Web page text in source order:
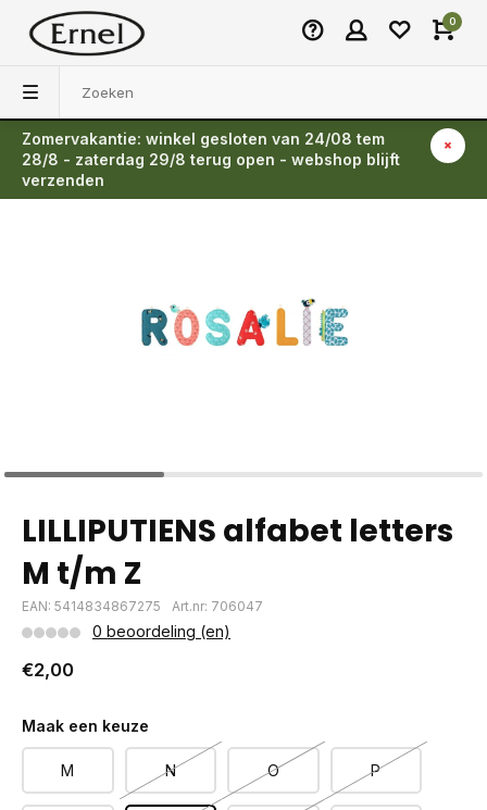
0
Zomervakantie: winkel gesloten van 24/08 tem
28/8 - zaterdag 29/8 terug open - webshop blijft
verzenden
Terug
LILLIPUTIENS alfabet letters
M t/m Z
EAN: 5414834867275 Art.nr: 706047
0 beoordeling (en)
€2,00
Maak een keuze
M N O P